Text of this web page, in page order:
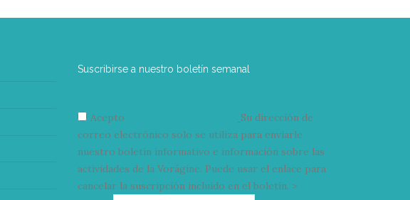
Suscribirse a nuestro boletín semanal
Acepto
Su dirección de
correo electrónico solo se utiliza para enviarle
nuestro boletín informativo e información sobre las
actividades de la Vorágine. Puede usar el enlace para
cancelar la suscripción incluido en el boletín. >